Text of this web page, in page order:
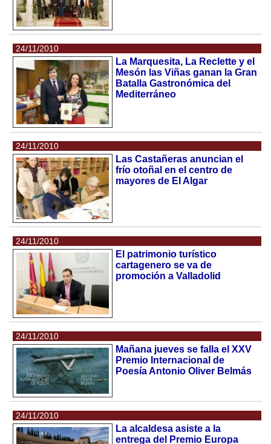
24/11/2010
La Marquesita, La Reclette y el
Mesón las Viñas ganan la Gran
Batalla Gastronómica del
Mediterráneo
24/11/2010
Las Castañeras anuncian el
frío otoñal en el centro de
mayores de El Algar
24/11/2010
El patrimonio turístico
cartagenero se va de
promoción a Valladolid
24/11/2010
Mañana jueves se falla el XXV
Premio Internacional de
Poesía Antonio Oliver Belmás
24/11/2010
La alcaldesa asiste a la
entrega del Premio Europa